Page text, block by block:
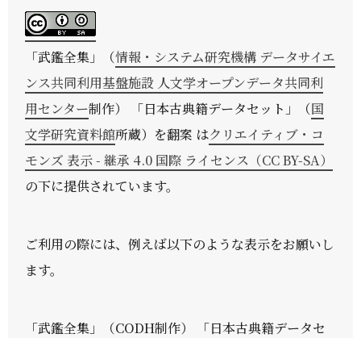
「武鑑全集 」（情報・システム研究機構 データサイエ
ンス共同利用基盤施設 人文学オープンデータ共同利
用センター制作） 「日本古典籍データセット」（国
文学研究資料館所蔵）を翻案 はクリエイティブ・コ
モンズ 表示 - 継承 4.0 国際 ライセンス（CC BY-SA）
の下に提供されています。
ご利用の際には、例えば以下のような表示をお願いし
ます。
「武鑑全集」（CODH制作） 「日本古典籍データセ